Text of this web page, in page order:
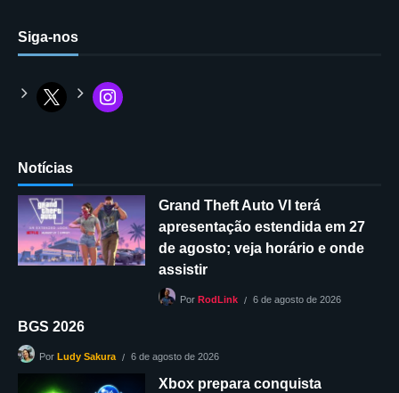
Siga-nos
Notícias
Grand Theft Auto VI terá
apresentação estendida em 27
de agosto; veja horário e onde
assistir
Por RodLink 6 de agosto de 2026
BGS 2026
Por Ludy Sakura 6 de agosto de 2026
Xbox prepara conquista